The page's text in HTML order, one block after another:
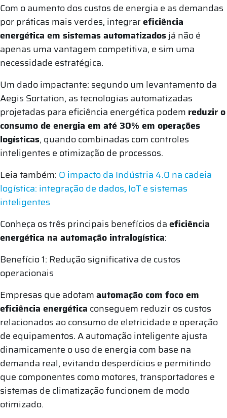
Com o aumento dos custos de energia e as demandas
por práticas mais verdes, integrareficiência
energética em sistemas automatizadosjá não é
apenas uma vantagem competitiva, e sim uma
necessidade estratégica.
Um dado impactante: segundo um levantamento da
Aegis Sortation, as tecnologias automatizadas
projetadas para eficiência energética podem reduzir o
consumo de energia em até 30% em operações
logísticas, quando combinadas com controles
inteligentes e otimização de processos.
Leia também: O impacto da Indústria 4.0 na cadeia
logística: integração de dados, IoT e sistemas
inteligentes
Conheça os três principais benefícios daeficiência
energética na automação intralogística:
Benefício 1: Redução significativa de custos
operacionais
Empresas que adotamautomação com foco em
eficiência energética conseguem reduzir os custos
relacionados ao consumo de eletricidade e operação
de equipamentos. A automação inteligente ajusta
dinamicamente o uso de energia com base na
demanda real, evitando desperdícios e permitindo
que componentes como motores, transportadores e
sistemas de climatização funcionem de modo
otimizado.